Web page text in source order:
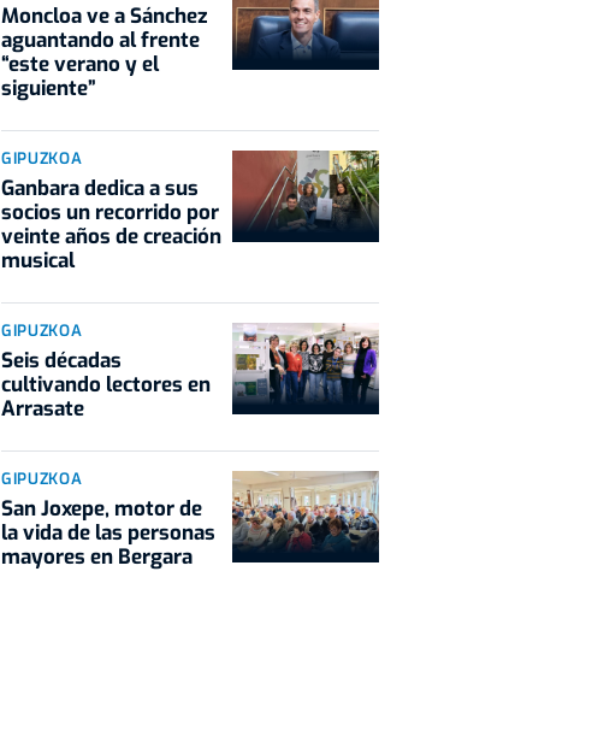
Moncloa ve a Sánchez
aguantando al frente
“este verano y el
siguiente”
GIPUZKOA
Ganbara dedica a sus
socios un recorrido por
veinte años de creación
musical
GIPUZKOA
Seis décadas
cultivando lectores en
Arrasate
GIPUZKOA
San Joxepe, motor de
la vida de las personas
mayores en Bergara